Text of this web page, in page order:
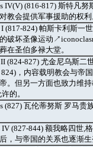
(816-817) 斯特凡努
教会提供军事援助的权利
824) 帕斯卡利斯一世
破坏圣像运动
在圣伯多禄大堂。
827) 尤金尼乌斯二
824)，内容载明教会与帝
。但另一方面也致力维
的。
瓦伦蒂努斯 罗马贵
(827-844) 额我略四世,
，与帝国的关系也逐渐